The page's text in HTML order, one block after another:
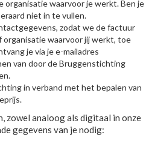
organisatie waarvoor je werkt. Ben je
niet in te vullen.
zodat we de factuur
organisatie waarvoor jij werkt, toe
je via je e-mailadres
van door de Bruggenstichting
in verband met het bepalen van
zowel analoog als digitaal in onze
gegevens van je nodig: